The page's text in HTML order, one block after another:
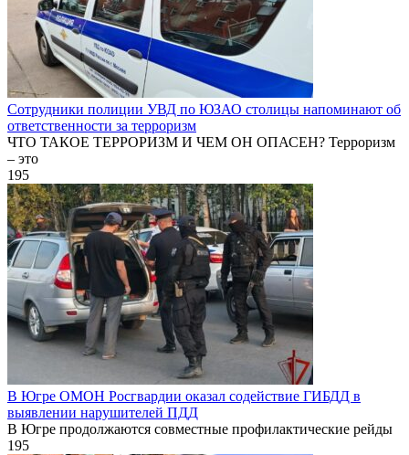
Сотрудники полиции УВД по ЮЗАО столицы напоминают об
ответственности за терроризм
ЧТО ТАКОЕ ТЕРРОРИЗМ И ЧЕМ ОН ОПАСЕН? Терроризм
– это
195
В Югре ОМОН Росгвардии оказал содействие ГИБДД в
выявлении нарушителей ПДД
В Югре продолжаются совместные профилактические рейды
195